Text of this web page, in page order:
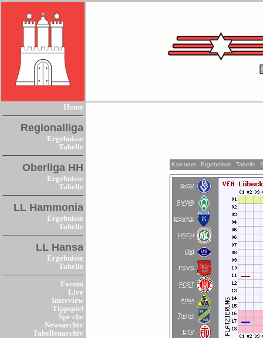
Home
Regionalliga
Ergebnisse
Tabelle
Oberliga HH
Ergebnisse
Tabelle
LL Hammonia
Ergebnisse
Tabelle
LL Hansa
Ergebnisse
Tabelle
Forum
Live
Interview
Tippspiel
Spr che
Newsarchiv
Tabellenarchiv
Kalender Ergebnisse Tabelle
BrSV
SVWB
BSVKE
HSCH
Old
FSVS
FCST
Atlas
Todes
ETV